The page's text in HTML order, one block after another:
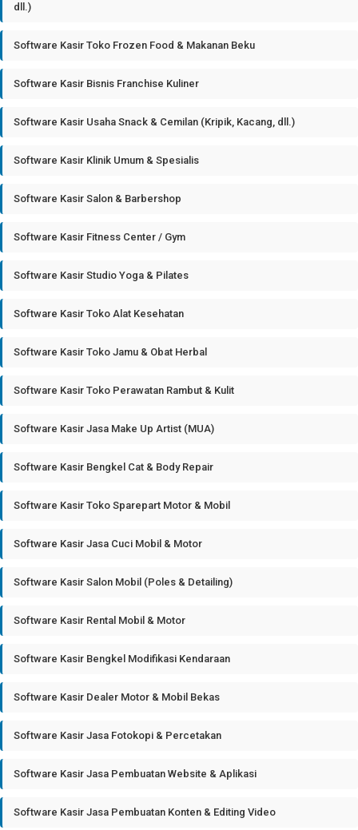
dll.)
Software Kasir Toko Frozen Food & Makanan Beku
Software Kasir Bisnis Franchise Kuliner
Software Kasir Usaha Snack & Cemilan (Kripik, Kacang, dll.)
Software Kasir Klinik Umum & Spesialis
Software Kasir Salon & Barbershop
Software Kasir Fitness Center / Gym
Software Kasir Studio Yoga & Pilates
Software Kasir Toko Alat Kesehatan
Software Kasir Toko Jamu & Obat Herbal
Software Kasir Toko Perawatan Rambut & Kulit
Software Kasir Jasa Make Up Artist (MUA)
Software Kasir Bengkel Cat & Body Repair
Software Kasir Toko Sparepart Motor & Mobil
Software Kasir Jasa Cuci Mobil & Motor
Software Kasir Salon Mobil (Poles & Detailing)
Software Kasir Rental Mobil & Motor
Software Kasir Bengkel Modifikasi Kendaraan
Software Kasir Dealer Motor & Mobil Bekas
Software Kasir Jasa Fotokopi & Percetakan
Software Kasir Jasa Pembuatan Website & Aplikasi
Software Kasir Jasa Pembuatan Konten & Editing Video